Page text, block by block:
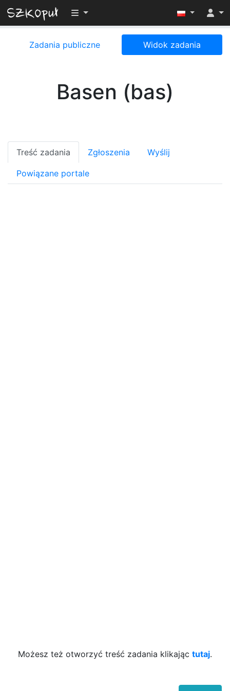
Przełącz widoczność menu
Zadania publiczne Widok zadania
Basen (bas)
Treść zadania Zgłoszenia Wyślij
Powiązane portale
Możesz też otworzyć treść zadania klikając tutaj.